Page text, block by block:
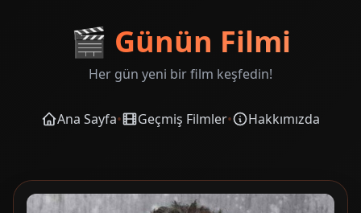
🎬 Günün Filmi
Her gün yeni bir film keşfedin!
Ana Sayfa• Geçmiş Filmler• Hakkımızda